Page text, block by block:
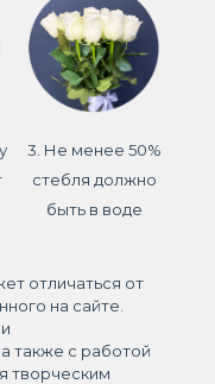
3. Не менее 50%
стебля должно
быть в воде
отличаться от
на сайте.
также с работой
творческим